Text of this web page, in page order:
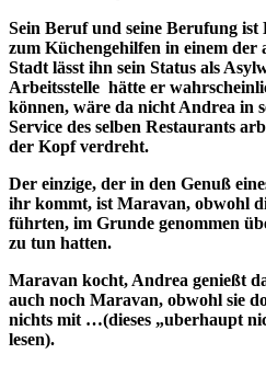
Sein Beruf und seine Berufung ist
zum Küchengehilfen in einem der
Stadt lässt ihn sein Status als
Arbeitsstelle hätte er
können, wäre da nicht Andrea in
Service des selben Restaurants
der Kopf verdreht.
Der einzige, der in den Genuß
ihr kommt, ist Maravan, obwohl
führten, im Grunde genommen
zu tun hatten.
Maravan kocht, Andrea genießt
auch noch Maravan, obwohl sie
nichts mit …(dieses „uberhaupt
lesen).